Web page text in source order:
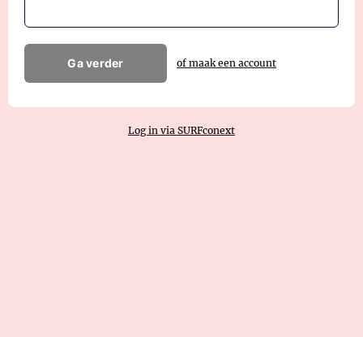
Ga verder of maak een account
Log in via SURFconext